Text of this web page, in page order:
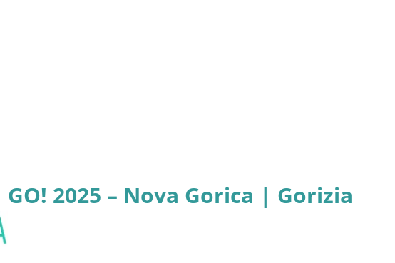
GO! 2025 – Nova Gorica | Gorizia